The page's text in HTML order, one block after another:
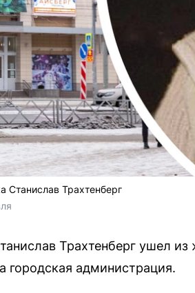
Станислав Трахтенберг
Трахтенберг ушел
администрация.